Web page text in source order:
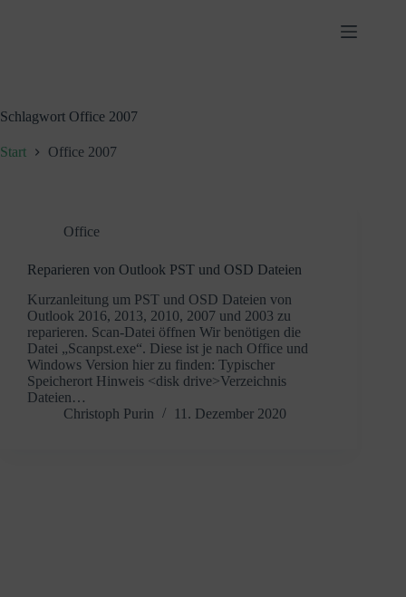
Schlagwort Office 2007
Start Office 2007
Office
Reparieren von Outlook PST und OSD Dateien
Kurzanleitung um PST und OSD Dateien von
Outlook 2016, 2013, 2010, 2007 und 2003 zu
reparieren. Scan-Datei öffnen Wir benötigen die
Datei „Scanpst.exe“. Diese ist je nach Office und
Windows Version hier zu finden: Typischer
Speicherort Hinweis <disk drive>Verzeichnis
Dateien…
Christoph Purin
11. Dezember 2020